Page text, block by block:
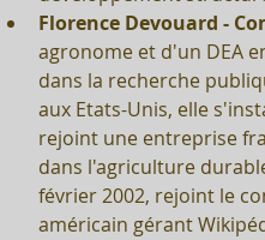
Florence Devouard -
agronome et d'un DEA
dans la recherche
aux Etats-Unis, elle
rejoint une entreprise
dans l'agriculture
février 2002, rejoint le
américain gérant